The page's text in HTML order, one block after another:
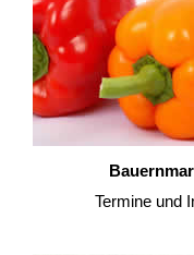
Termine und